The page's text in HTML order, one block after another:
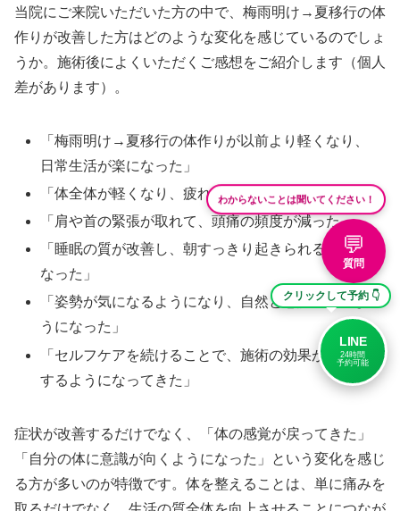
当院にご来院いただいた方の中で、梅雨明け→夏移行の体
作りが改善した方はどのような変化を感じているのでしょ
うか。施術後によくいただくご感想をご紹介します（個人
差があります）。
「梅雨明け→夏移行の体作りが以前より軽くなり、
日常生活が楽になった」
「体全体が軽くなり、疲れにくくなった気がする」
「肩や首の緊張が取れて、頭痛の頻度が減った」
「睡眠の質が改善し、朝すっきり起きられるように
なった」
「姿勢が気になるようになり、自然と意識できるよ
うになった」
「セルフケアを続けることで、施術の効果が長持ち
するようになってきた」
症状が改善するだけでなく、「体の感覚が戻ってきた」
「自分の体に意識が向くようになった」という変化を感じ
る方が多いのが特徴です。体を整えることは、単に痛みを
わからないことは聞いてください！
💬
質問
クリックして予約 👇
LINE
24時間
予約可能